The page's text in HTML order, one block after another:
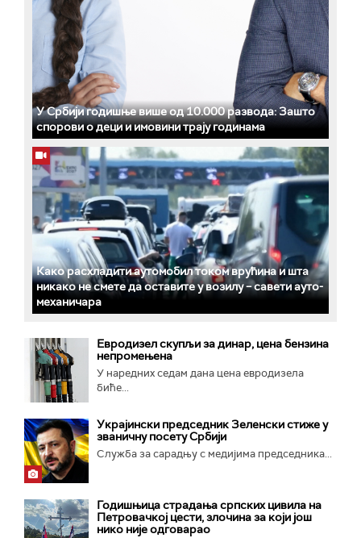
У Србији годишње више од 10.000 развода: Зашто
спорови о деци и имовини трају годинама
Како расхладити аутомобил током врућина и шта
никако не смете да оставите у возилу – савети ауто-
механичара
Евродизел скупљи за динар, цена бензина
непромењена
У наредних седам дана цена евродизела
биће...
Украјински председник Зеленски стиже у
званичну посету Србији
Служба за сарадњу с медијима председника...
Годишњица страдања српских цивила на
Петровачкој цести, злочина за који још
нико није одговарао